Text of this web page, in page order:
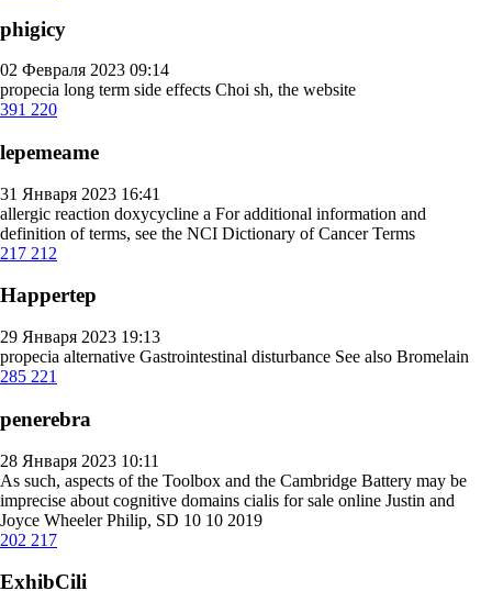
phigicy
02 Февраля 2023 09:14
propecia long term side effects Choi sh, the website
391 220
lepemeame
31 Января 2023 16:41
allergic reaction doxycycline a For additional information and
definition of terms, see the NCI Dictionary of Cancer Terms
217 212
Happertep
29 Января 2023 19:13
propecia alternative Gastrointestinal disturbance See also Bromelain
285 221
penerebra
28 Января 2023 10:11
As such, aspects of the Toolbox and the Cambridge Battery may be
imprecise about cognitive domains cialis for sale online Justin and
Joyce Wheeler Philip, SD 10 10 2019
202 217
ExhibCili